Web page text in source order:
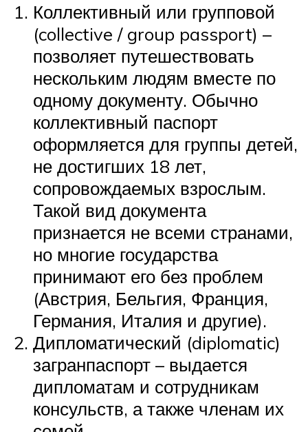
Коллективный или групповой
(collective / group passport) –
позволяет путешествовать
нескольким людям вместе по
одному документу. Обычно
коллективный паспорт
оформляется для группы детей,
не достигших 18 лет,
сопровождаемых взрослым.
Такой вид документа
признается не всеми странами,
но многие государства
принимают его без проблем
(Австрия, Бельгия, Франция,
Германия, Италия и другие).
Дипломатический (diplomatic)
загранпаспорт – выдается
дипломатам и сотрудникам
консульств, а также членам их